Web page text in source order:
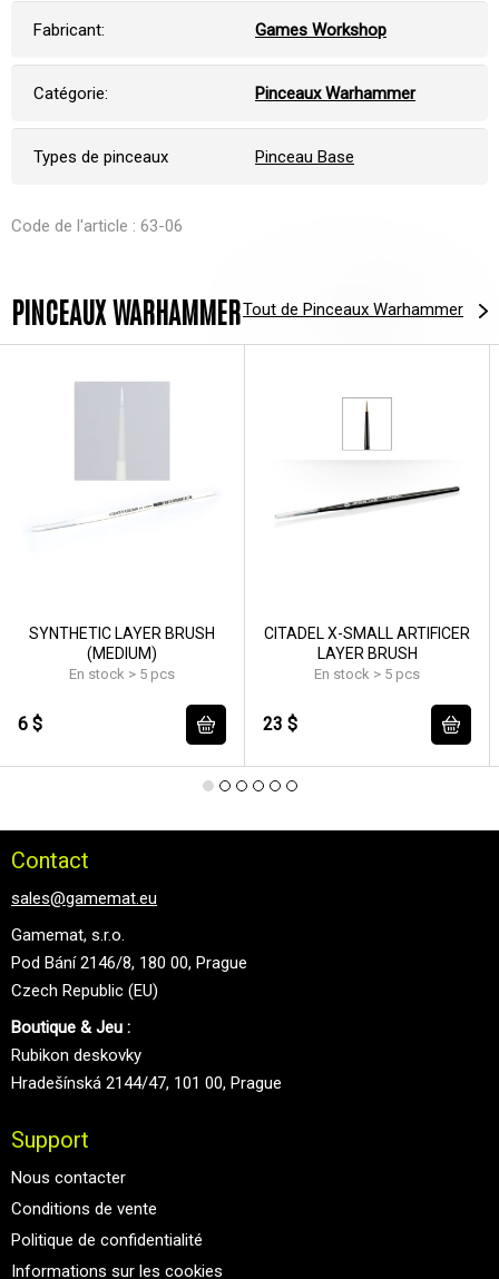
Fabricant: Games Workshop
Catégorie: Pinceaux Warhammer
Types de pinceaux Pinceau Base
Code de l'article : 63-06
PINCEAUX WARHAMMERTout de Pinceaux Warhammer
SYNTHETIC LAYER BRUSH
(MEDIUM)
En stock > 5 pcs
6 $
CITADEL X-SMALL ARTIFICER
LAYER BRUSH
En stock > 5 pcs
23 $
Contact
sales@gamemat.eu
Gamemat, s.r.o.
Pod Bání 2146/8, 180 00, Prague
Czech Republic (EU)
Boutique & Jeu :
Rubikon deskovky
Hradešínská 2144/47, 101 00, Prague
Support
Nous contacter
Conditions de vente
Politique de confidentialité
Informations sur les cookies